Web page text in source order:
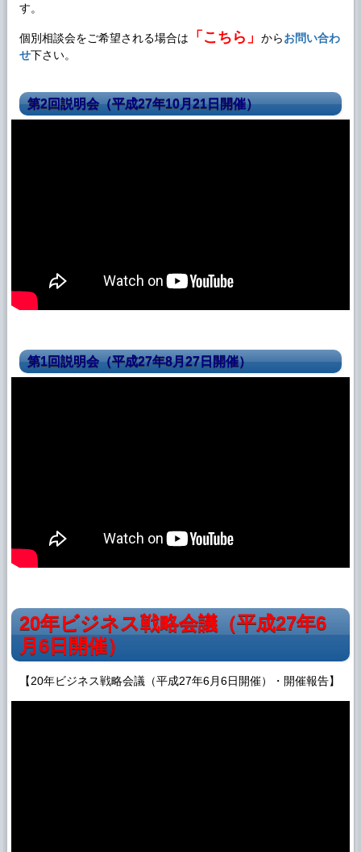
す。
個別相談会をご希望される場合は 「こちら」 からお問い合わ
せ下さい。
第2回説明会（平成27年10月21日開催）
第1回説明会（平成27年8月27日開催）
20年ビジネス戦略会議（平成27年6
月6日開催）
【20年ビジネス戦略会議（平成27年6月6日開催）・開催報告】